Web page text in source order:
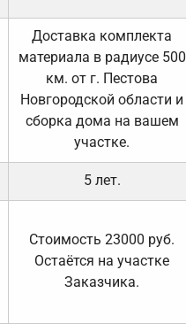
Доставка комплекта
материала в радиусе 500
км. от г. Пестова
Новгородской области и
сборка дома на вашем
участке.
5 лет.
Стоимость 23000 руб.
Остаётся на участке
Заказчика.